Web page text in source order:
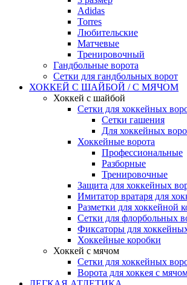
Adidas
Torres
Любительские
Матчевые
Тренировочный
Гандбольные ворота
Сетки для гандбольных ворот
ХОККЕЙ С ШАЙБОЙ / С МЯЧОМ
Хоккей с шайбой
Сетки для хоккейных
Сетки гашения
Для хоккейных
Хоккейные ворота
Профессиональные
Разборные
Тренировочные
Защита для хоккейных
Имитатор вратаря для
Разметки для хоккейной
Сетки для флорбольных
Фиксаторы для
Хоккейные коробки
Хоккей с мячом
Сетки для хоккейных
Ворота для хоккея с